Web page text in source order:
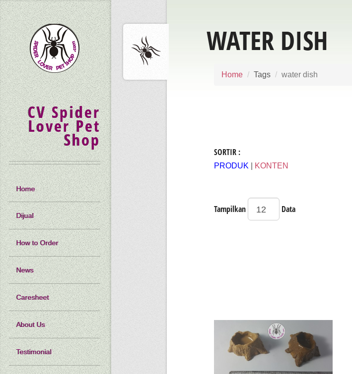
WATER DISH
Home Tags water dish
SORTIR :
PRODUK KONTEN
Tampilkan Data
CV Spider
Lover Pet
Shop
Home
Dijual
How to Order
News
Caresheet
About Us
Testimonial